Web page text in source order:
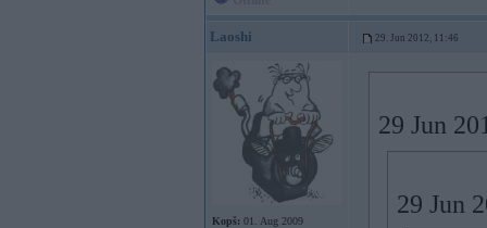
Laoshi 29. Jun 2012, 11:46
Kopš: 01. Aug 2009
29 Jun
29 Jun